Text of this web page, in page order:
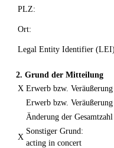
PLZ:
Ort:
Legal Entity Identifier
2. Grund der Mitteilung
X Erwerb bzw.
Erwerb bzw.
Änderung der
X
Sonstiger Grund:
acting in concert